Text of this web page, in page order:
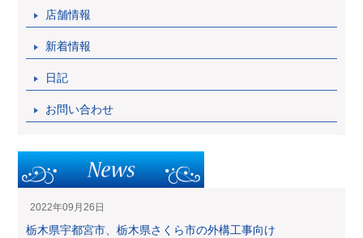
店舗情報
新着情報
日記
お問い合わせ
2022年09月26日
栃木県宇都宮市、栃木県さくら市の外構工事向け